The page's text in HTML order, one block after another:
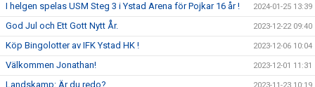
I helgen spelas USM Steg 3 i Ystad Arena för Pojkar 16 år ! 2024-01-25 13:39
God Jul och Ett Gott Nytt År. 2023-12-22 09:40
Köp Bingolotter av IFK Ystad HK ! 2023-12-06 10:04
Välkommen Jonathan! 2023-12-01 11:31
Landskamp: Är du redo?